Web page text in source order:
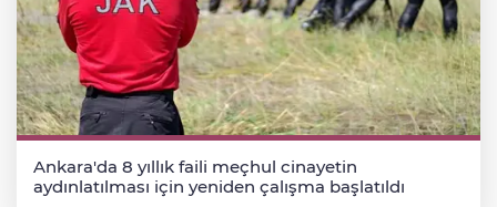
Ankara'da 8 yıllık faili meçhul cinayetin
aydınlatılması için yeniden çalışma başlatıldı